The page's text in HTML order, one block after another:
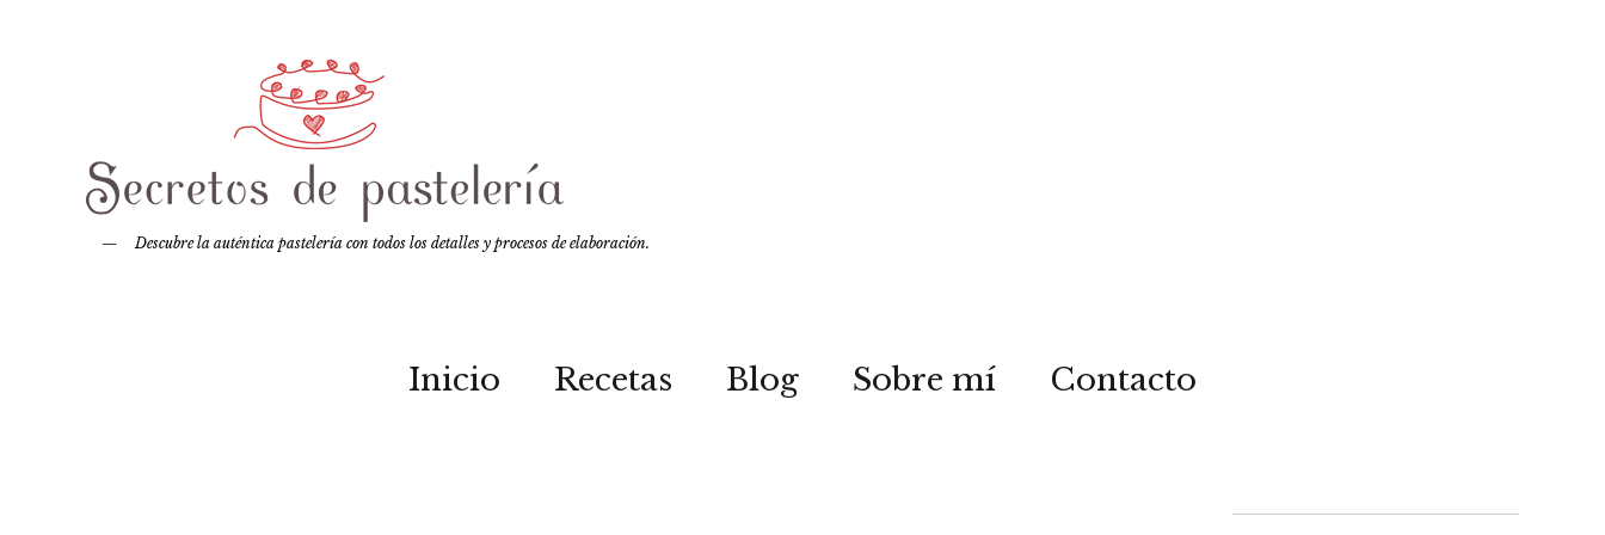
Descubre la auténtica pastelería con todos los detalles y procesos de elaboración.
Inicio Recetas Blog Sobre mí Contacto